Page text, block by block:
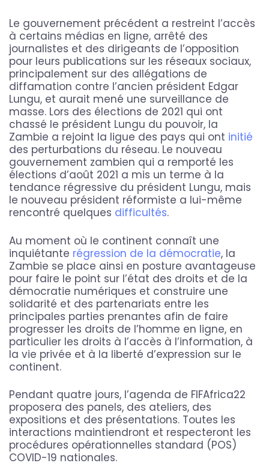
Le gouvernement précédent a restreint l’accès
à certains médias en ligne, arrêté des
journalistes et des dirigeants de l’opposition
pour leurs publications sur les réseaux sociaux,
principalement sur des allégations de
diffamation contre l’ancien président Edgar
Lungu, et aurait mené une surveillance de
masse. Lors des élections de 2021 qui ont
chassé le président Lungu du pouvoir, la
Zambie a rejoint la ligue des pays qui ont initié
des perturbations du réseau. Le nouveau
gouvernement zambien qui a remporté les
élections d’août 2021 a mis un terme à la
tendance régressive du président Lungu, mais
le nouveau président réformiste a lui-même
rencontré quelques difficultés.
Au moment où le continent connaît une
inquiétante régression de la démocratie, la
Zambie se place ainsi en posture avantageuse
pour faire le point sur l’état des droits et de la
démocratie numériques et construire une
solidarité et des partenariats entre les
principales parties prenantes afin de faire
progresser les droits de l’homme en ligne, en
particulier les droits à l’accès à l’information, à
la vie privée et à la liberté d’expression sur le
continent.
Pendant quatre jours, l’agenda de FIFAfrica22
proposera des panels, des ateliers, des
expositions et des présentations. Toutes les
interactions maintiendront et respecteront les
procédures opérationnelles standard (POS)
COVID-19 nationales.